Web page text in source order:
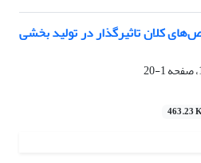
کلان تاثیرگذار در تولید بخشی
1-20
463.23